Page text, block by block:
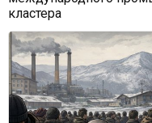
кластера